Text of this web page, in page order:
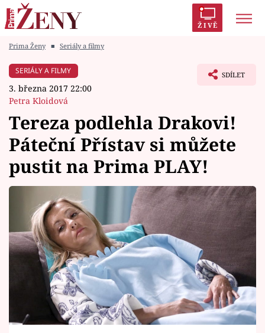
ŽIVĚ
Módní alarm
Témata
Celebrity
Vztahy
Seriály
Horoskopy
Sledujte prima+
Filmový festival Karlovy Vary
Prima Ženy ■ Seriály a filmy
SERIÁLY A FILMY
3. března 2017 22:00
Petra Kloidová
SDÍLET
Tereza podlehla Drakovi!
Páteční Přístav si můžete
pustit na Prima PLAY!